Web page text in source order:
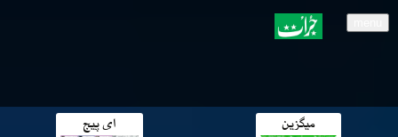
میگزین ای پیج